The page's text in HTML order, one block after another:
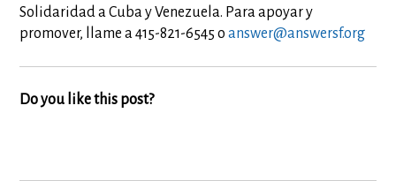
Solidaridad a Cuba y Venezuela. Para apoyar y
promover, llame a 415-821-6545 oanswer@answersf.org
Do you like this post?